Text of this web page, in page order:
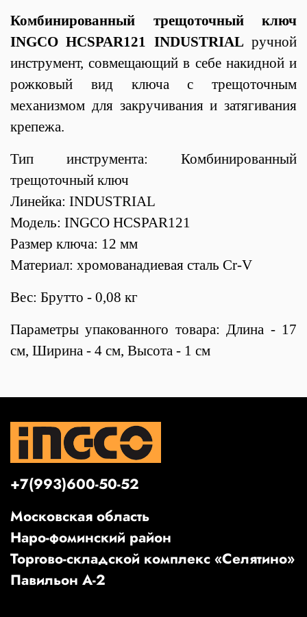
Комбинированный трещоточный ключ
INGCO HCSPAR121 INDUSTRIAL ручной
инструмент, совмещающий в себе накидной и
рожковый вид ключа с трещоточным
механизмом для закручивания и затягивания
крепежа.
Тип инструмента: Комбинированный
трещоточный ключ
Линейка: INDUSTRIAL
Модель: INGCO HCSPAR121
Размер ключа: 12 мм
Материал: хромованадиевая сталь Cr-V
Вес: Брутто - 0,08 кг
Параметры упакованного товара: Длина - 17
см, Ширина - 4 см, Высота - 1 см
+7(993)600-50-52
Московская область
Наро-фоминский район
Торгово-складской комплекс «Селятино»
Павильон А-2